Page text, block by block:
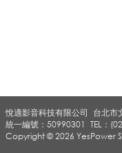
音
悅適影音科技有限公司
TEL：
台北市
統一編號：50990301
Copyright © 2026 YesPower